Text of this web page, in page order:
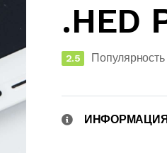
.HED
2.5 Популярность
ИНФОРМАЦИЯ